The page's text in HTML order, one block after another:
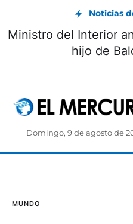
Noticias
Ministro del Interior
hijo de
Domingo, 9 de agosto de
MUNDO